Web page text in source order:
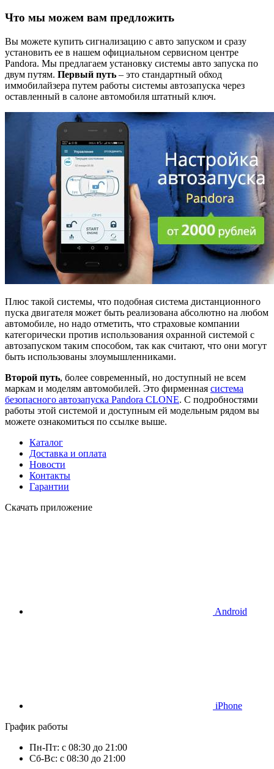
Что мы можем вам предложить
Вы можете купить сигнализацию с авто запуском и сразу
установить ее в нашем официальном сервисном центре
Pandora. Мы предлагаем установку системы авто запуска по
двум путям. Первый путь – это стандартный обход
иммобилайзера путем работы системы автозапуска через
оставленный в салоне автомобиля штатный ключ.
Плюс такой системы, что подобная система дистанционного
пуска двигателя может быть реализована абсолютно на любом
автомобиле, но надо отметить, что страховые компании
категорически против использования охранной системой с
автозапуском таким способом, так как считают, что они могут
быть использованы злоумышленниками.
Второй путь, более современный, но доступный не всем
маркам и моделям автомобилей. Это фирменная система
безопасного автозапуска Pandora CLONE. С подробностями
работы этой системой и доступным ей модельным рядом вы
можете ознакомиться по ссылке выше.
Каталог
Доставка и оплата
Новости
Контакты
Гарантии
Скачать приложение
Android
iPhone
График работы
Пн-Пт: с 08:30 до 21:00
Сб-Вс: с 08:30 до 21:00